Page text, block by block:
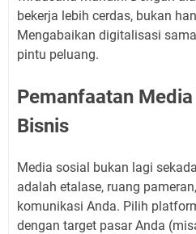
bekerja lebih cerdas, bukan
Mengabaikan digitalisasi
pintu peluang.
Pemanfaatan
Bisnis
Media sosial bukan lagi
adalah etalase, ruang
komunikasi Anda. Pilih
dengan target pasar Anda